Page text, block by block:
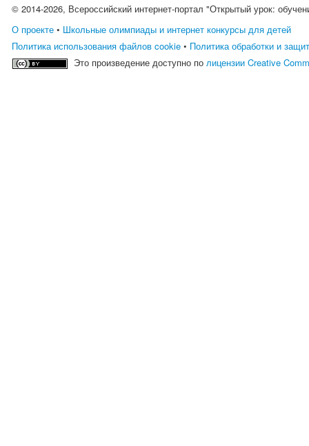
© 2014-2026, Всероссийский интернет-портал "Открытый урок:
О проекте • Школьные олимпиады и интернет конкурсы для детей
Политика использования файлов cookie • Политика обработки и
Это произведение доступно полицензии Creative